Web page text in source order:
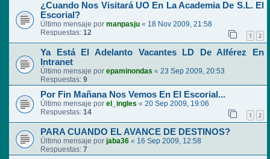
¿Cuando Nos Visitará UO En La Academia De S.L. El
Escorial?
Último mensaje por manpasju « 18 Nov 2009, 21:58
Respuestas: 12 1 2
Ya Está El Adelanto Vacantes LD De Alférez En
Intranet
Último mensaje por epaminondas « 23 Sep 2009, 20:53
Respuestas: 9
Por Fin Mañana Nos Vemos En El Escorial...
Último mensaje por el_ingles « 20 Sep 2009, 19:06
Respuestas: 14 1 2
PARA CUANDO EL AVANCE DE DESTINOS?
Último mensaje por jaba36 « 16 Sep 2009, 12:58
Respuestas: 7